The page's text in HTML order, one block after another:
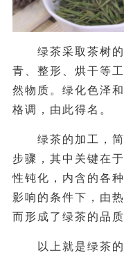
绿茶采取茶树的
青、整形、烘干等
然物质。绿化色泽
格调，由此得名。
绿茶的加工，简
步骤，其中关键在
性钝化，内含的各
影响的条件下，由
而形成了绿茶的品质
以上就是绿茶的